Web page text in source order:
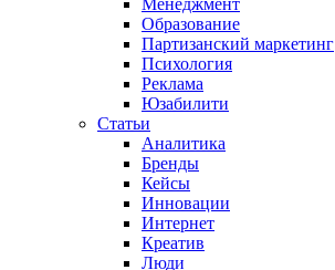
Менеджмент
Образование
Партизанский маркетинг
Психология
Реклама
Юзабилити
Статьи
Аналитика
Бренды
Кейсы
Инновации
Интернет
Креатив
Люди